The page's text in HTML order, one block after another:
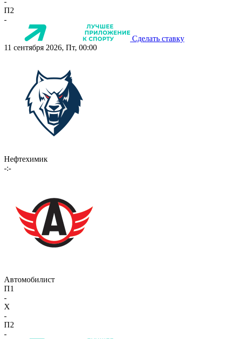
П2
-
Сделать ставку
11 сентября 2026, Пт, 00:00
Нефтехимик
-:-
Автомобилист
П1
-
X
-
П2
-